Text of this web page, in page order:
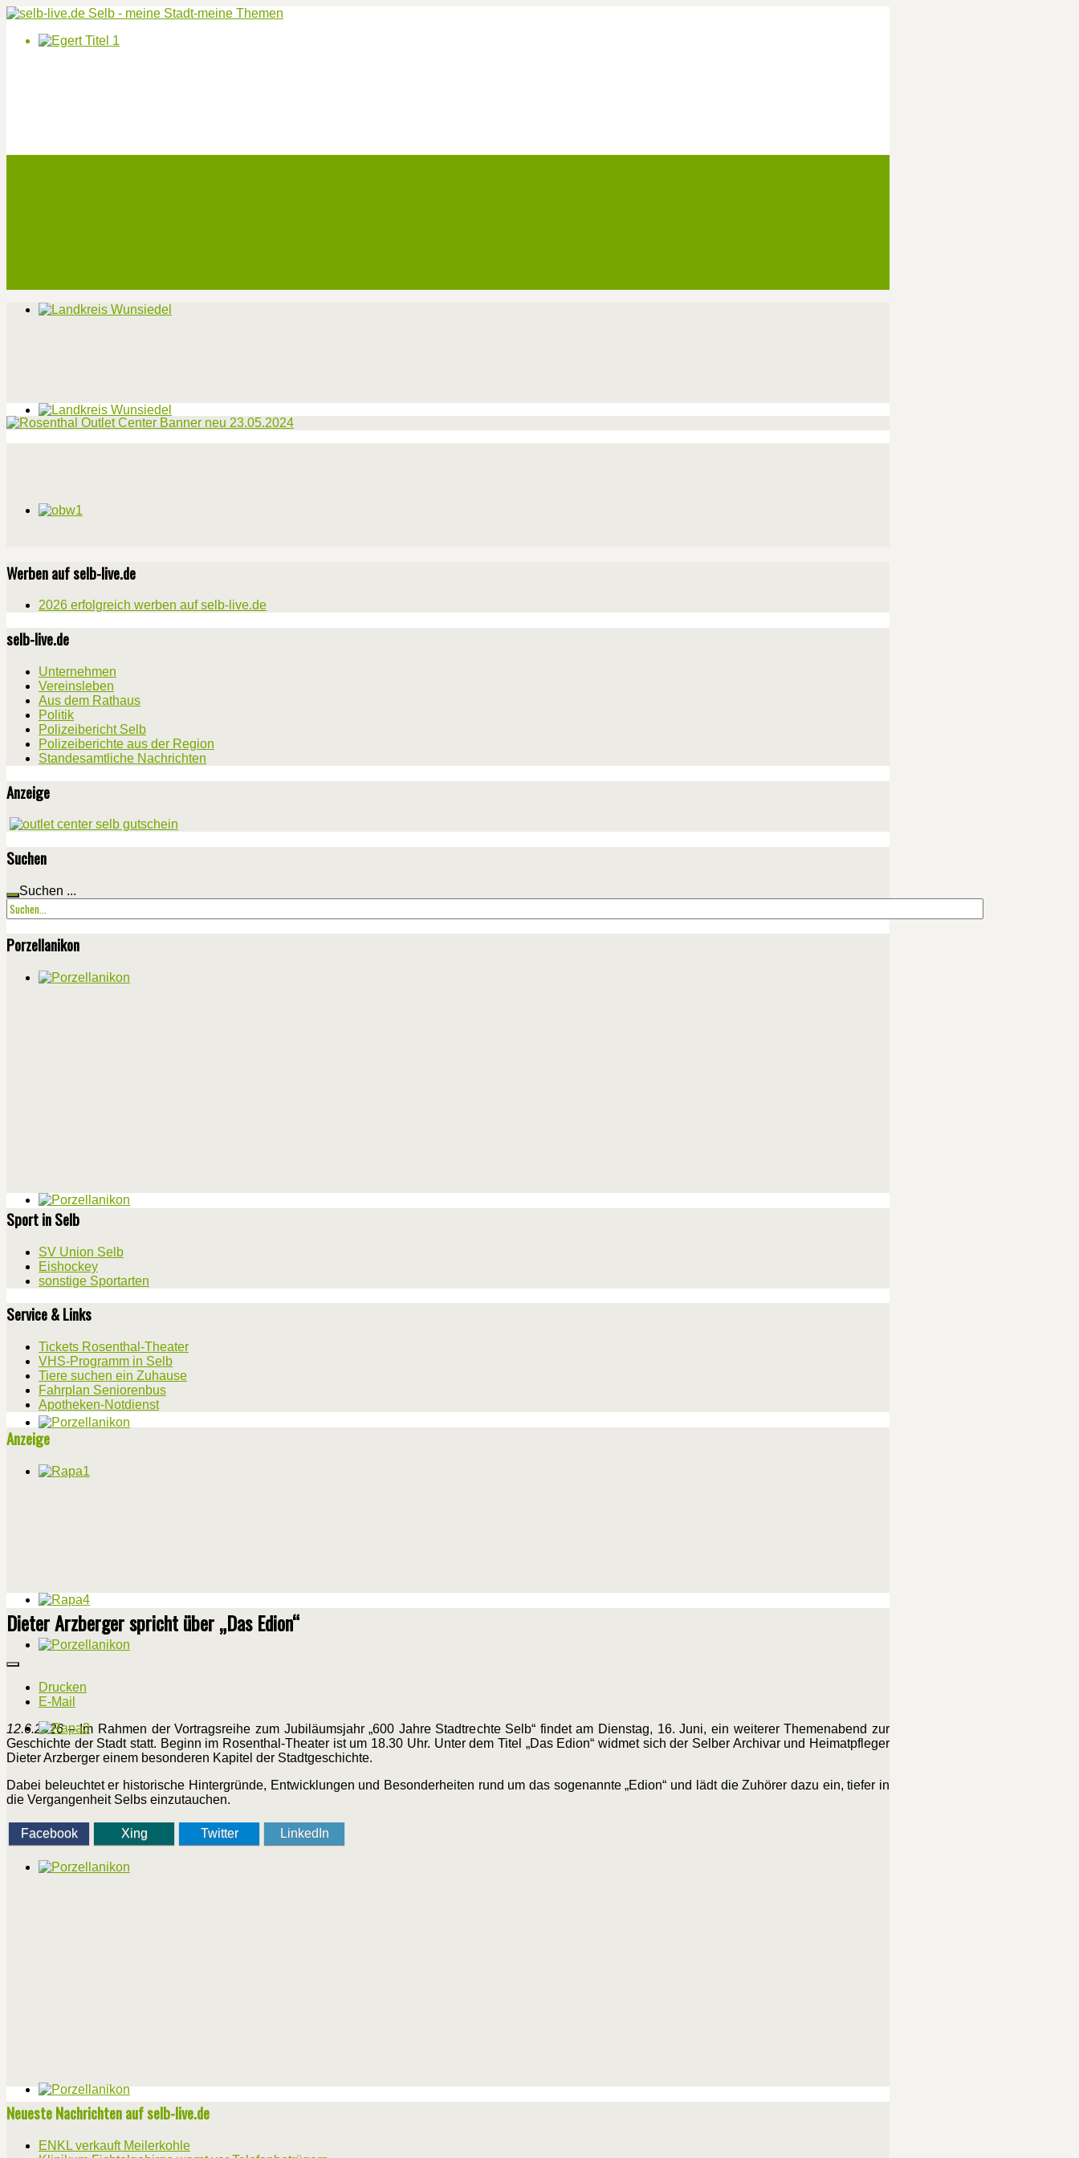
Werben auf selb-live.de
2026 erfolgreich werben auf selb-live.de
selb-live.de
Unternehmen
Vereinsleben
Aus dem Rathaus
Politik
Polizeibericht Selb
Polizeiberichte aus der Region
Standesamtliche Nachrichten
Anzeige
Suchen
Suchen ...
Porzellanikon
Sport in Selb
SV Union Selb
Eishockey
sonstige Sportarten
Service & Links
Tickets Rosenthal-Theater
VHS-Programm in Selb
Tiere suchen ein Zuhause
Fahrplan Seniorenbus
Apotheken-Notdienst
Anzeige
Dieter Arzberger spricht über „Das Edion“
Drucken
E-Mail
12.6.2026– Im Rahmen der Vortragsreihe zum Jubiläumsjahr „600 Jahre Stadtrechte Selb“ findet am Dienstag, 16. Juni, ein weiterer Themenabend zur
Geschichte der Stadt statt. Beginn im Rosenthal-Theater ist um 18.30 Uhr. Unter dem Titel „Das Edion“ widmet sich der Selber Archivar und Heimatpfleger
Dieter Arzberger einem besonderen Kapitel der Stadtgeschichte.
Dabei beleuchtet er historische Hintergründe, Entwicklungen und Besonderheiten rund um das sogenannte „Edion“ und lädt die Zuhörer dazu ein, tiefer in
die Vergangenheit Selbs einzutauchen.
Facebook Xing Twitter LinkedIn
Neueste Nachrichten auf selb-live.de
ENKL verkauft Meilerkohle